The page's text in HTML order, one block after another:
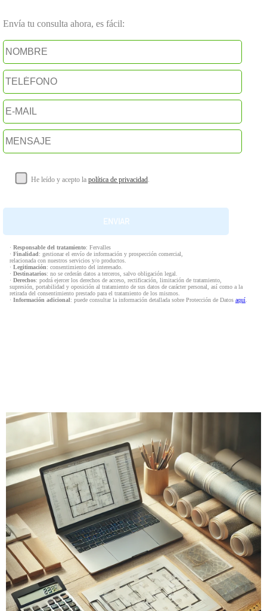
Envía tu consulta ahora, es fácil:
He leído y acepto la política de privacidad.
· Responsable del tratamiento: Fervalles
· Finalidad: gestionar el envío de información y prospección comercial,
relacionada con nuestros servicios y/o productos.
· Legitimación: consentimiento del interesado.
· Destinatarios: no se cederán datos a terceros, salvo obligación legal.
· Derechos: podrá ejercer los derechos de acceso, rectificación, limitación de tratamiento,
supresión, portabilidad y oposición al tratamiento de sus datos de carácter personal, así como a la
retirada del consentimiento prestado para el tratamiento de los mismos.
· Información adicional: puede consultar la información detallada sobre Protección de Datos aquí.